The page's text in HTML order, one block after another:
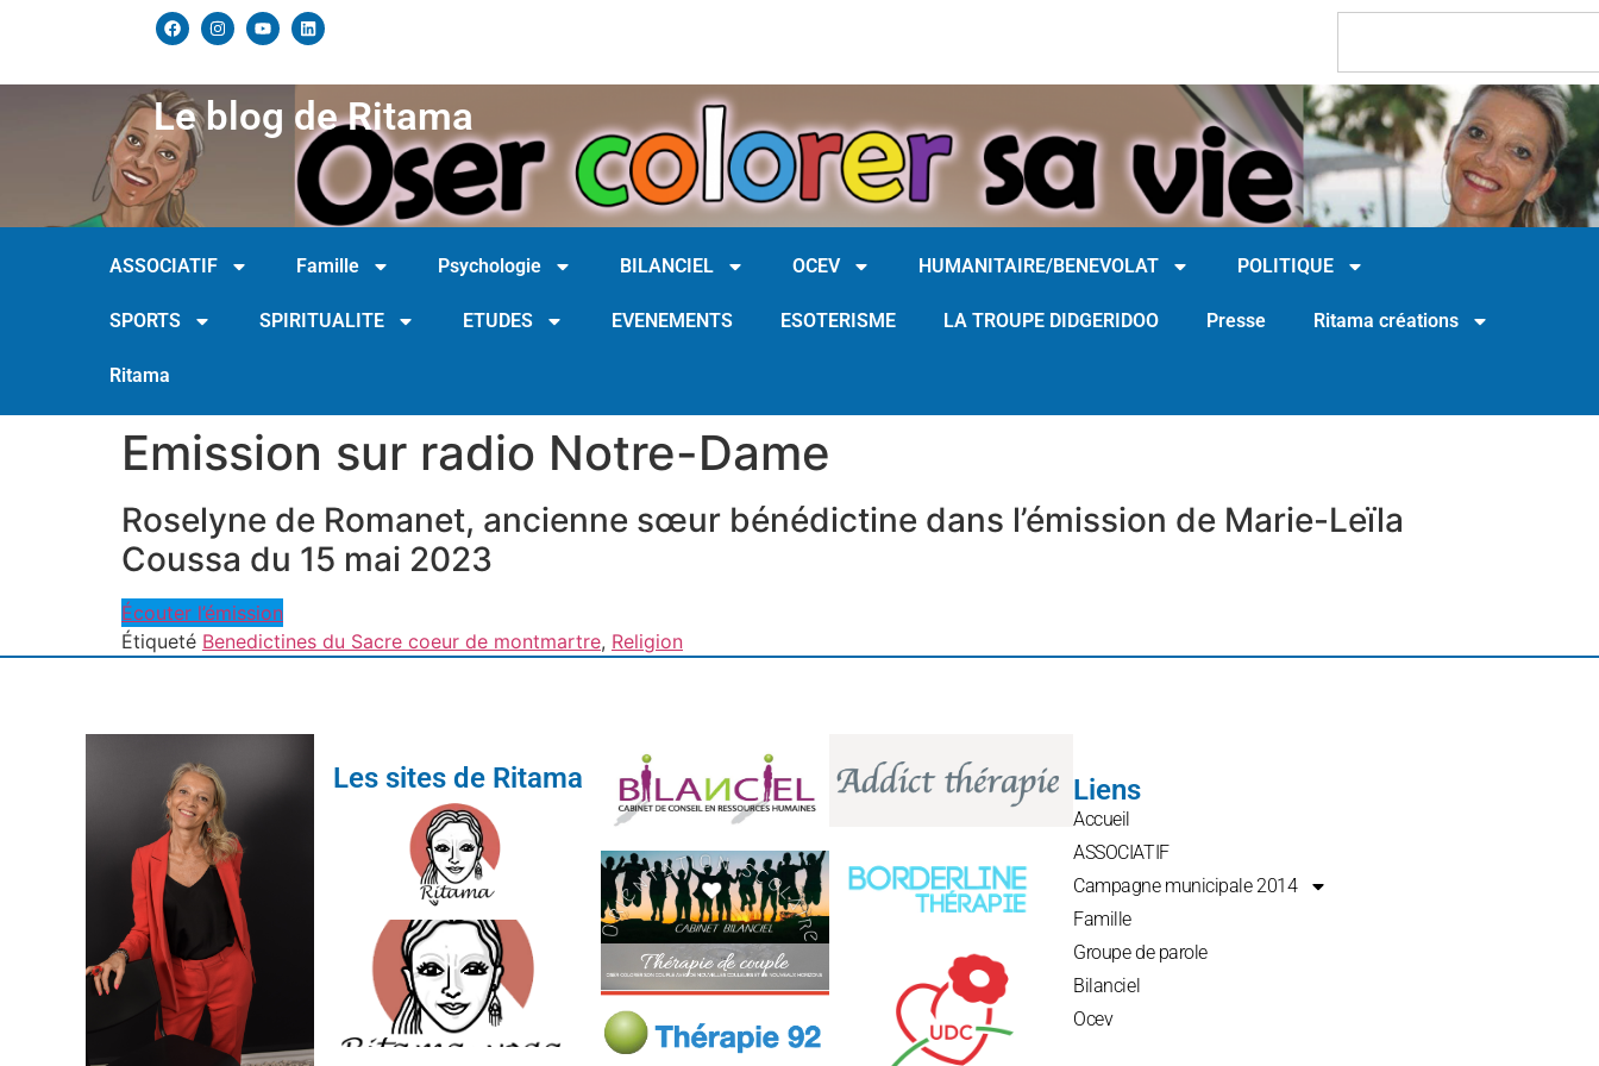
Le blog de Ritama
ASSOCIATIF Famille Psychologie BILANCIEL OCEV HUMANITAIRE/BENEVOLAT POLITIQUE
SPORTS SPIRITUALITE ETUDES EVENEMENTS ESOTERISME LA TROUPE DIDGERIDOO Presse Ritama créations
Ritama
Emission sur radio Notre-Dame
Roselyne de Romanet, ancienne sœur bénédictine dans l’émission de Marie-Leïla
Coussa du 15 mai 2023
Écouter l’émission
Étiqueté Benedictines du Sacre coeur de montmartre, Religion
Les sites de Ritama Liens
Accueil
ASSOCIATIF
Campagne municipale 2014
Famille
Groupe de parole
Bilanciel
Ocev